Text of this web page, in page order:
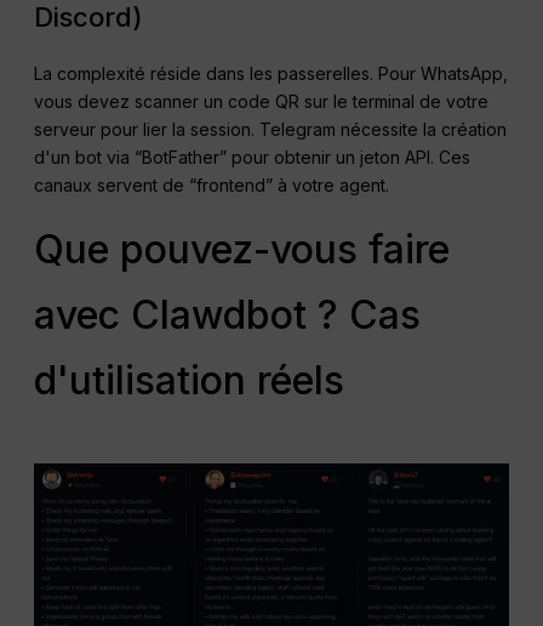
Discord)
La complexité réside dans les passerelles. Pour WhatsApp,
vous devez scanner un code QR sur le terminal de votre
serveur pour lier la session. Telegram nécessite la création
d'un bot via “BotFather” pour obtenir un jeton API. Ces
canaux servent de “frontend” à votre agent.
Que pouvez-vous faire
avec Clawdbot ? Cas
d'utilisation réels